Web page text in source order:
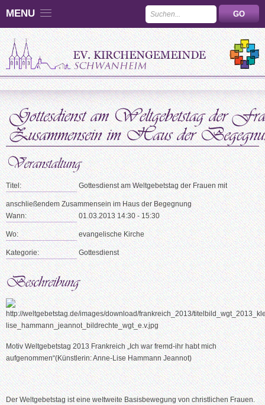
MENU
Titel: Gottesdienst am Weltgebetstag der Frauen mit
anschließendem Zusammensein im Haus der Begegnung
Wann:
01.03.2013 14:30 - 15:30
Wo: evangelische Kirche
Kategorie: Gottesdienst
Motiv Weltgebetstag 2013 Frankreich „Ich war fremd-ihr habt mich
aufgenommen“(Künstlerin: Anne-Lise Hammann Jeannot)
Der Weltgebetstag ist eine weItweite Basisbewegung von christlichen Frauen.